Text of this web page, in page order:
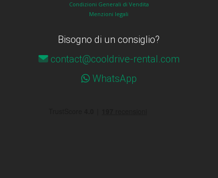
Condizioni Generali di Vendita
Menzioni legali
Bisogno di un consiglio?
contact@cooldrive-rental.com
WhatsApp